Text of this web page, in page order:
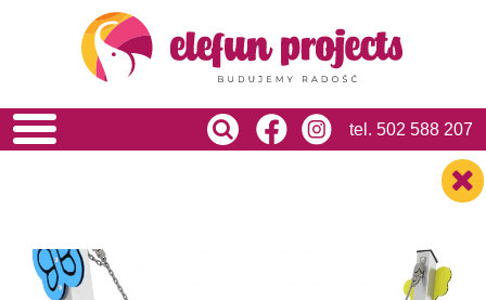
tel. 502 588 207
HOME
O NAS
USŁUGI
REALIZACJE